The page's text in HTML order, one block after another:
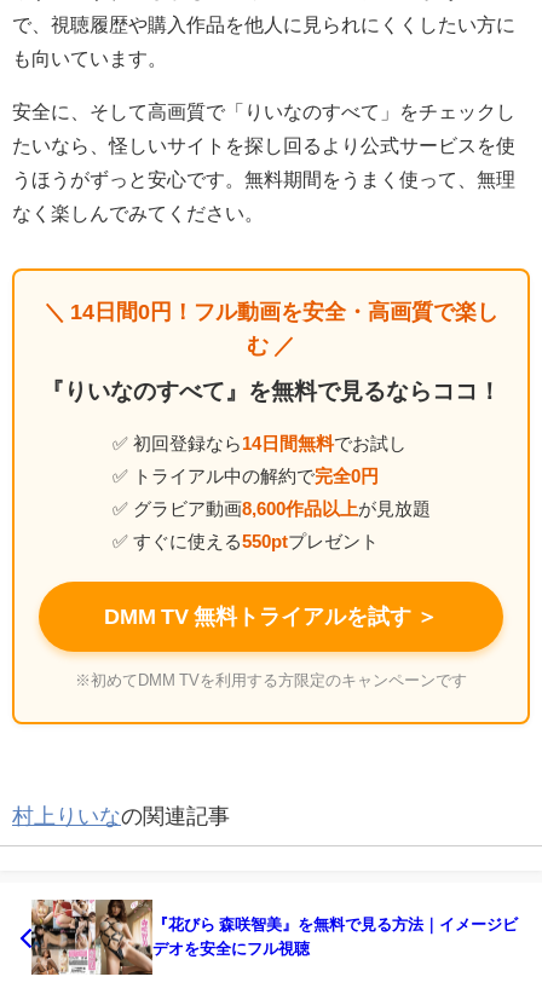
で、視聴履歴や購入作品を他人に見られにくくしたい方に
も向いています。
安全に、そして高画質で「りいなのすべて」をチェックし
たいなら、怪しいサイトを探し回るより公式サービスを使
うほうがずっと安心です。無料期間をうまく使って、無理
なく楽しんでみてください。
＼ 14日間0円！フル動画を安全・高画質で楽し
む ／
『りいなのすべて』を無料で見るならココ！
✅ 初回登録なら 14日間無料でお試し
✅ トライアル中の解約で完全0円
✅ グラビア動画8,600作品以上が見放題
✅ すぐに使える550ptプレゼント
DMM TV 無料トライアルを試す ＞
※初めてDMM TVを利用する方限定のキャンペーンです
村上りいなの関連記事
『花びら 森咲智美』を無料で見る方法｜イメージビ
デオを安全にフル視聴